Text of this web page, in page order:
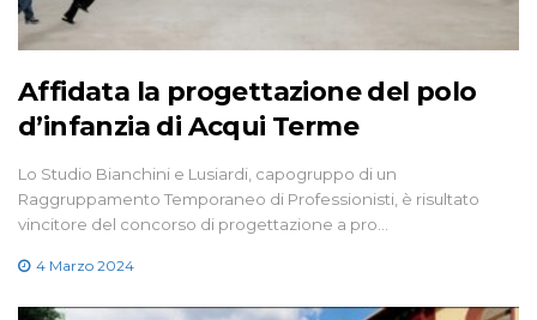
Affidata la progettazione del polo
d’infanzia di Acqui Terme
Lo Studio Bianchini e Lusiardi, capogruppo di un
Raggruppamento Temporaneo di Professionisti, è risultato
vincitore del concorso di progettazione a pro…
4 Marzo 2024